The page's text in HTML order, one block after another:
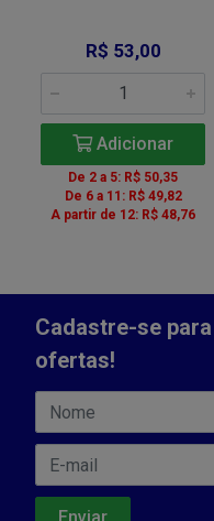
R$ 53,00
Adicionar
De 2 a 5: R$ 50,35
De 6 a 11: R$ 49,82
A partir de 12: R$ 48,76
Cadastre-se
ofertas!